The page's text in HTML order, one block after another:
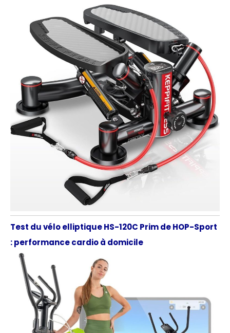
Test du vélo elliptique HS-120C Prim de HOP-Sport
: performance cardio à domicile